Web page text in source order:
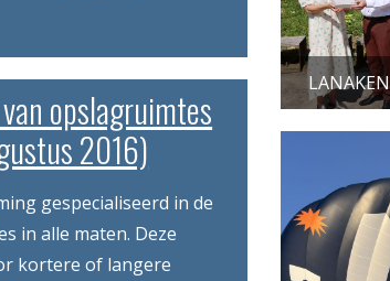
opslagruimtes
2016)
gespecialiseerd in de
in alle maten. Deze
kortere of langere
LANAKEN